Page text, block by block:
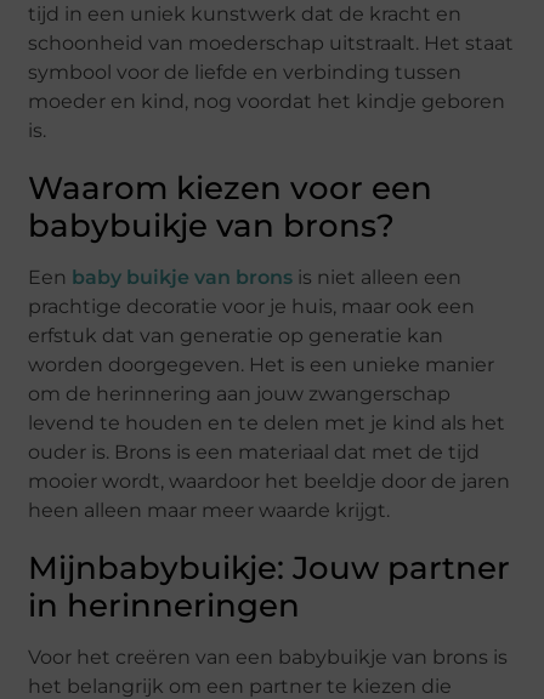
tijd in een uniek kunstwerk dat de kracht en
schoonheid van moederschap uitstraalt. Het staat
symbool voor de liefde en verbinding tussen
moeder en kind, nog voordat het kindje geboren
is.
Waarom kiezen voor een
babybuikje van brons?
Een baby buikje van brons is niet alleen een
prachtige decoratie voor je huis, maar ook een
erfstuk dat van generatie op generatie kan
worden doorgegeven. Het is een unieke manier
om de herinnering aan jouw zwangerschap
levend te houden en te delen met je kind als het
ouder is. Brons is een materiaal dat met de tijd
mooier wordt, waardoor het beeldje door de jaren
heen alleen maar meer waarde krijgt.
Mijnbabybuikje: Jouw partner
in herinneringen
Voor het creëren van een babybuikje van brons is
het belangrijk om een partner te kiezen die